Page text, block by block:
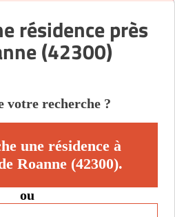
résidence près
(42300)
votre recherche ?
une résidence à
Roanne (42300).
ou